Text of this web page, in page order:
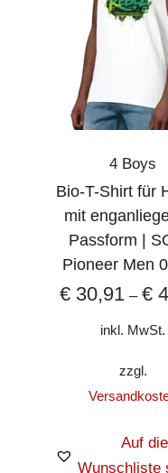
4 Boys
Bio-T-Shirt für
mit
Passform |
Pioneer Men
€30,91– €
inkl. MwSt.
zzgl.
Auf die
Wunschliste